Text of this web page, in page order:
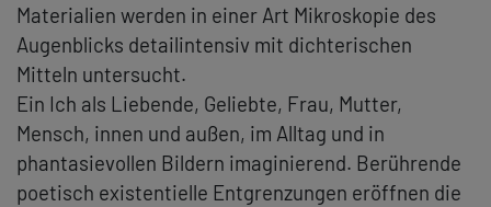
Materialien werden in einer Art Mikroskopie des
Augenblicks detailintensiv mit dichterischen
Mitteln untersucht.
Ein Ich als Liebende, Geliebte, Frau, Mutter,
Mensch, innen und außen, im Alltag und in
phantasievollen Bildern imaginierend. Berührende
poetisch existentielle Entgrenzungen eröffnen die